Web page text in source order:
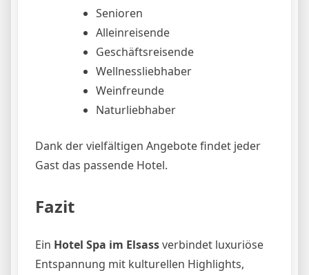
Senioren
Alleinreisende
Geschäftsreisende
Wellnessliebhaber
Weinfreunde
Naturliebhaber
Dank der vielfältigen Angebote findet jeder
Gast das passende Hotel.
Fazit
Ein Hotel Spa im Elsassverbindet luxuriöse
Entspannung mit kulturellen Highlights,